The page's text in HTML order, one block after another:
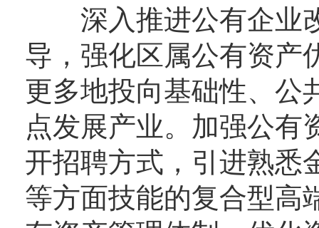
深入推进公有企业
导，强化区属公有资产
更多地投向基础性、公
点发展产业。加强公有
开招聘方式，引进熟悉
等方面技能的复合型高